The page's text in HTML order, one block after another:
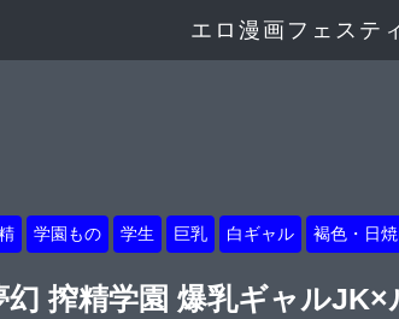
エロ漫画フェステ
学園もの 学生 巨乳 白ギャル 褐色・日
幻 搾精学園 爆乳ギャル